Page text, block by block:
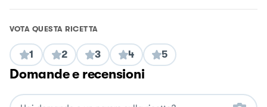
VOTA QUESTA RICETTA
1 2 3 4 5
Domande e recensioni